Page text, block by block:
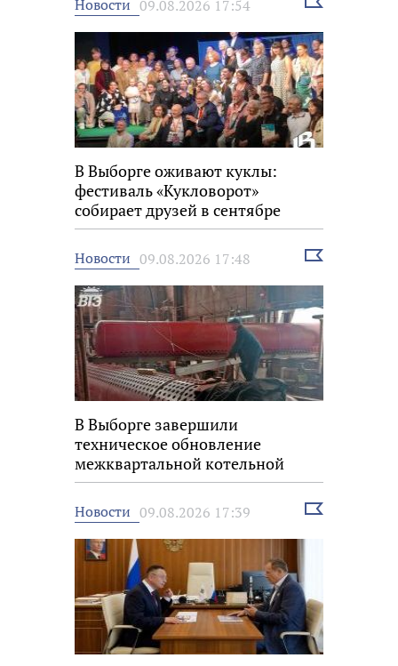
Новости 09.08.2026 17:54
В Выборге оживают куклы:
фестиваль «Кукловорот»
собирает друзей в сентябре
Новости 09.08.2026 17:48
Выбрать
В Выборге завершили
техническое обновление
межквартальной котельной
Новости 09.08.2026 17:39
Выбрать